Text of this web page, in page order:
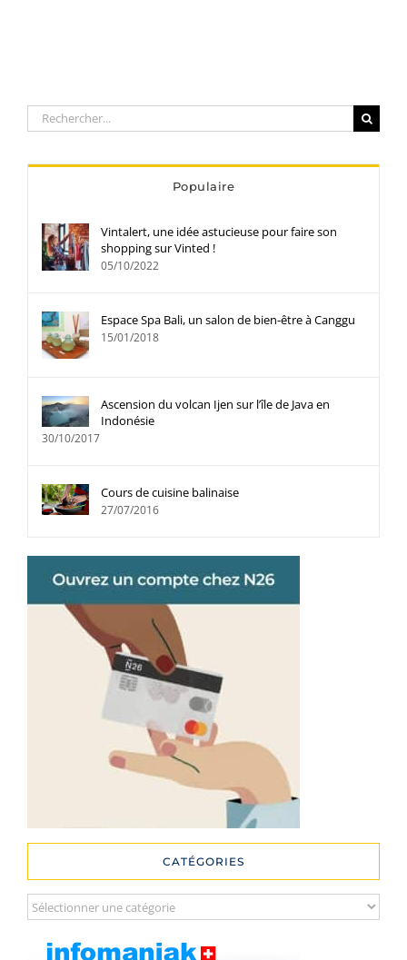
Rechercher:
Populaire
Vintalert, une idée astucieuse pour faire son
shopping sur Vinted !
05/10/2022
Espace Spa Bali, un salon de bien-être à Canggu
15/01/2018
Ascension du volcan Ijen sur l’île de Java en
Indonésie
30/10/2017
Cours de cuisine balinaise
27/07/2016
CATÉGORIES
Catégories